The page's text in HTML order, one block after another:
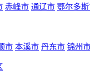
赤峰市 通辽市 鄂尔多
市 本溪市 丹东市 锦州